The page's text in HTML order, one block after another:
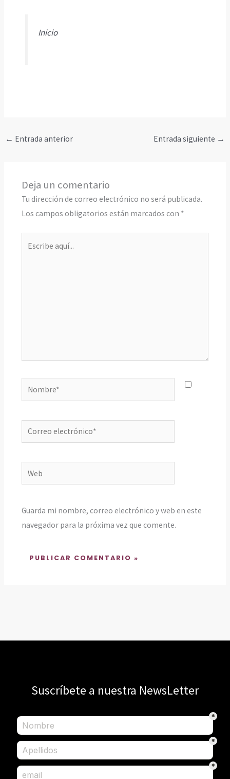
Inicio
← Entrada anterior Entrada siguiente →
Deja un comentario
Tu dirección de correo electrónico no será publicada.
Los campos obligatorios están marcados con *
Nombre*
Correo
electrónico*
Web
Guarda mi nombre, correo electrónico y web en este
navegador para la próxima vez que comente.
Suscríbete a nuestra NewsLetter